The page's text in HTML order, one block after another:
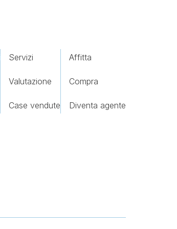
Servizi
Valutazione
Case vendute
Affitta
Compra
Diventa agente